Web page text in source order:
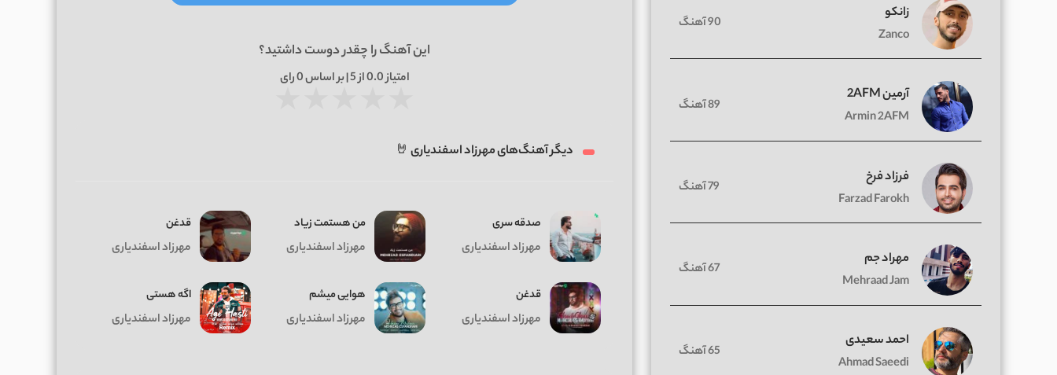
این آهنگ را چقدر دوست داشتید؟
امتیاز0.0از 5 | بر اساس 0رای
دیگر آهنگ‌های مهرزاد اسفندیاری 🤘
صدقه سری
مهرزاد اسفندیاری
من هستمت زیاد
مهرزاد اسفندیاری
قدغن
مهرزاد اسفندیاری
قدغن
مهرزاد اسفندیاری
هوایی میشم
مهرزاد اسفندیاری
اگه هستی
مهرزاد اسفندیاری
زانکو
Zanco
90 آهنگ
آرمین 2AFM
Armin 2AFM
89 آهنگ
فرزاد فرخ
Farzad Farokh
79 آهنگ
مهراد جم
Mehraad Jam
67 آهنگ
احمد سعیدی
Ahmad Saeedi
65 آهنگ